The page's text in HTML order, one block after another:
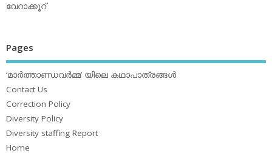
വേറാക്കൂറ്
Pages
‘മാര്‍ത്താണ്ഡവര്‍മ്മ’ യിലെ കഥാപാത്രങ്ങള്‍
Contact Us
Correction Policy
Diversity Policy
Diversity staffing Report
Home